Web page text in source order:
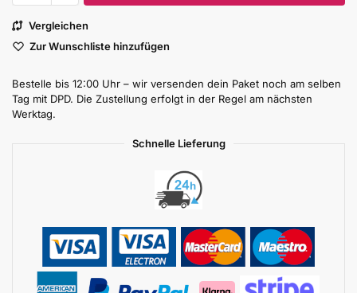
Vergleichen
Zur Wunschliste hinzufügen
Bestelle bis 12:00 Uhr – wir versenden dein Paket noch am selben
Tag mit DPD. Die Zustellung erfolgt in der Regel am nächsten
Werktag.
Schnelle Lieferung